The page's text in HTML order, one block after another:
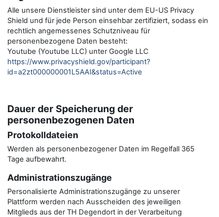
Alle unsere Dienstleister sind unter dem EU-US Privacy
Shield und für jede Person einsehbar zertifiziert, sodass ein
rechtlich angemessenes Schutzniveau für
personenbezogene Daten besteht:
Youtube (Youtube LLC) unter Google LLC
https://www.privacyshield.gov/participant?
id=a2zt000000001L5AAI&status=Active
Dauer der Speicherung der
personenbezogenen Daten
Protokolldateien
Werden als personenbezogener Daten im Regelfall 365
Tage aufbewahrt.
Administrationszugänge
Personalisierte Administrationszugänge zu unserer
Plattform werden nach Ausscheiden des jeweiligen
Mitglieds aus der TH Degendort in der Verarbeitung